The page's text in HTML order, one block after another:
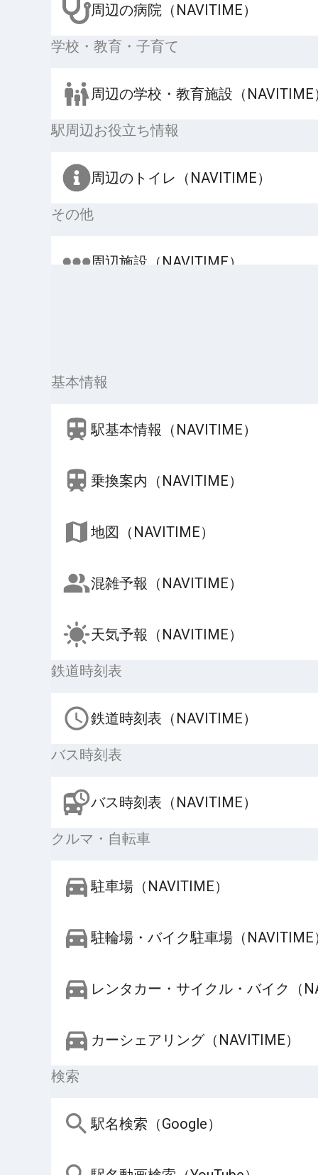
周辺の病院（NAVITIME）
学校・教育・子育て
周辺の学校・教育施設（NAVITIME
駅周辺お役立ち情報
周辺のトイレ（NAVITIME）
その他
周辺施設（NAVITIME）
基本情報
駅基本情報（NAVITIME）
乗換案内（NAVITIME）
地図（NAVITIME）
混雑予報（NAVITIME）
天気予報（NAVITIME）
鉄道時刻表
鉄道時刻表（NAVITIME）
バス時刻表
バス時刻表（NAVITIME）
クルマ・自転車
駐車場（NAVITIME）
駐輪場・バイク駐車場（NAVITIME
レンタカー・サイクル・バイク（
カーシェアリング（NAVITIME）
検索
駅名検索（Google）